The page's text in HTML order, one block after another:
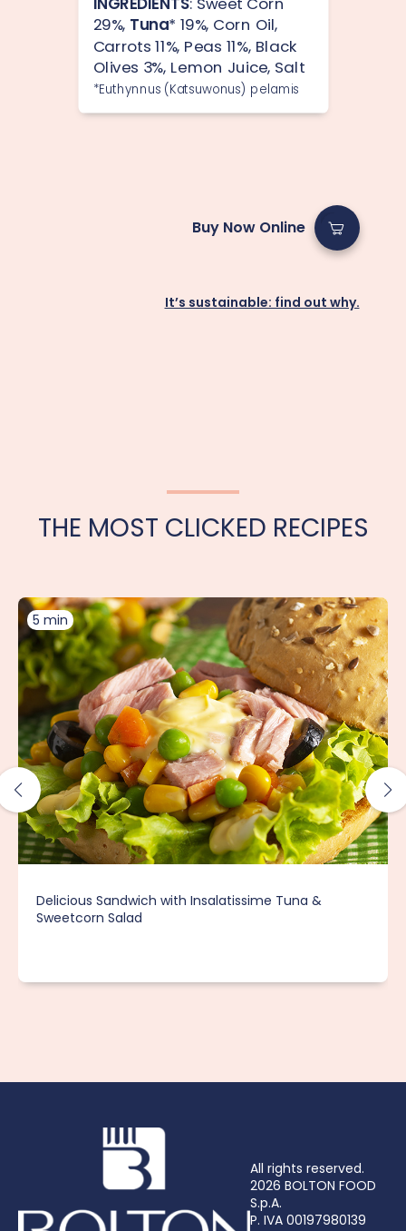
29%, Tuna* 19%, Corn Oil,
Carrots 11%, Peas 11%, Black
Olives 3%, Lemon Juice, Salt
*Euthynnus (Katsuwonus) pelamis
Buy Now Online
It’s sustainable: find out why.
THE MOST CLICKED RECIPES
5 min
Delicious Sandwich with Insalatissime Tuna &
Sweetcorn Salad
All rights reserved.
2026 BOLTON FOOD
S.p.A.
P. IVA 00197980139